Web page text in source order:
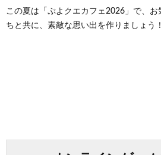
この夏は「ぷよクエカフェ2026」で、
ちと共に、素敵な思い出を作りましょう！